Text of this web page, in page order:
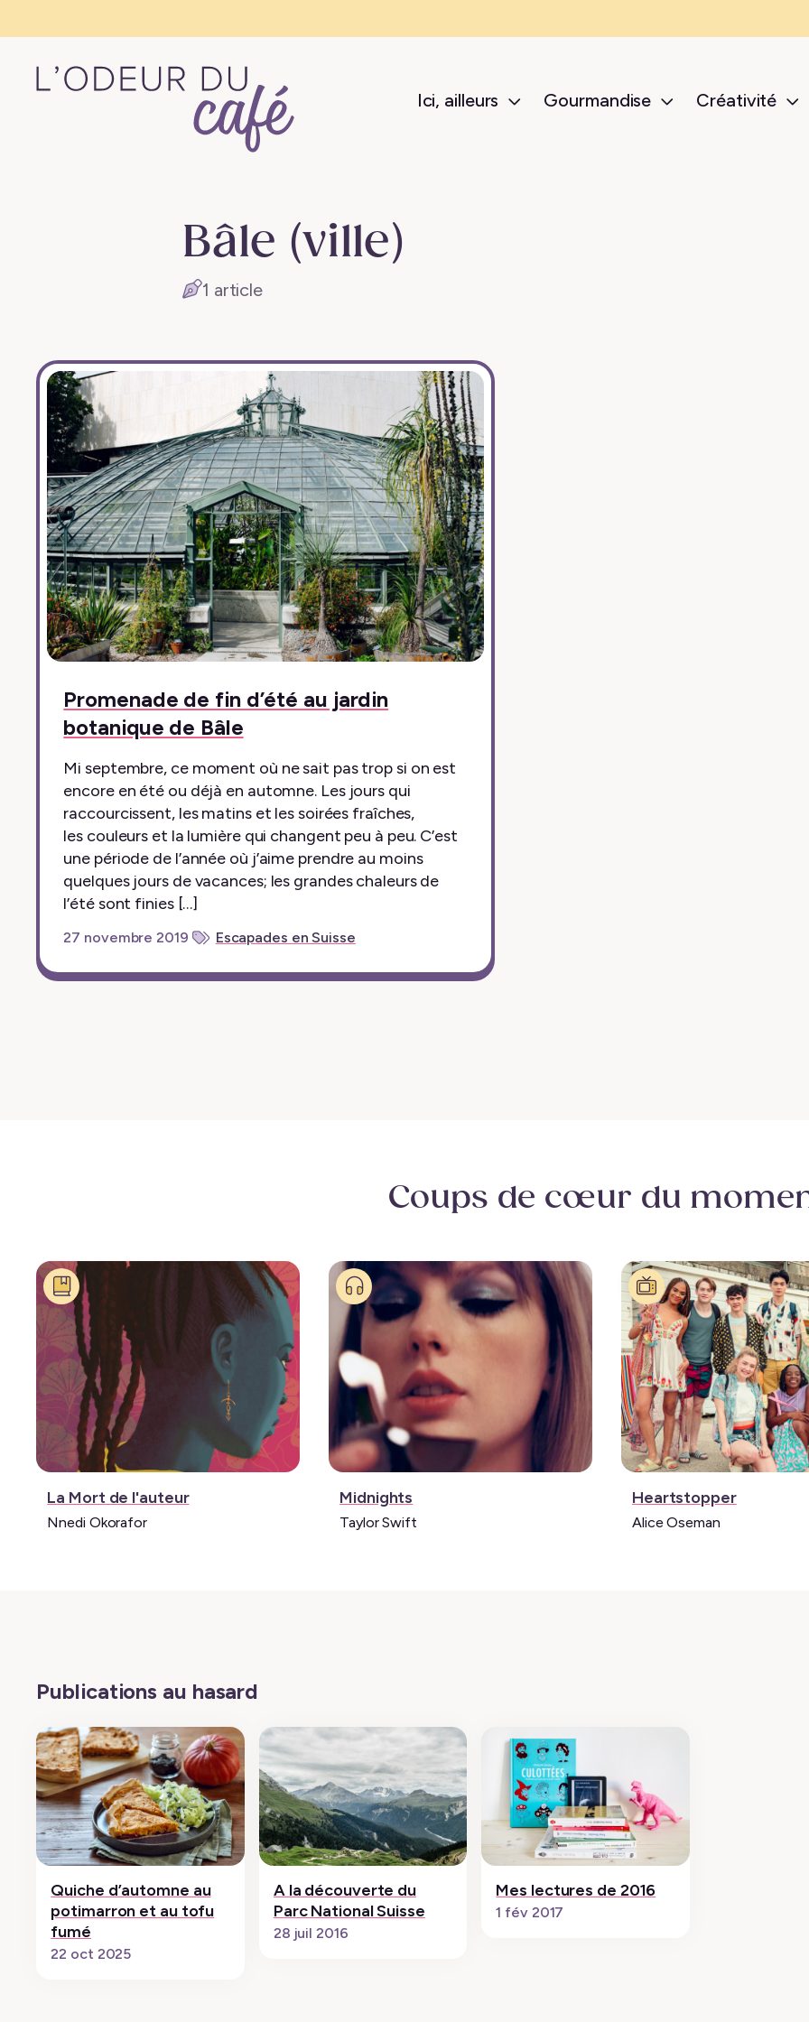
recettes
végétaliennes
Ici, ailleurs Gourmandise Créativité
Bâle (ville)
1 article
Promenade de fin d’été au jardin
botanique de Bâle
Mi septembre, ce moment où ne sait pas trop si on est
encore en été ou déjà en automne. Les jours qui
raccourcissent, les matins et les soirées fraîches,
les couleurs et la lumière qui changent peu à peu. C’est
une période de l’année où j’aime prendre au moins
quelques jours de vacances; les grandes chaleurs de
l’été sont finies […]
27 novembre 2019 Escapades en Suisse
Coups de cœur du
Livre:
La Mort de l'auteur
Nnedi Okorafor
Musique:
Midnights
Taylor Swift
Série:
Heartstopper
Alice Oseman
Publications au hasard
Quiche d’automne au
potimarron et au tofu
fumé
22 oct 2025
A la découverte du
Parc National Suisse
28 juil 2016
Mes lectures de 2016
1 fév 2017